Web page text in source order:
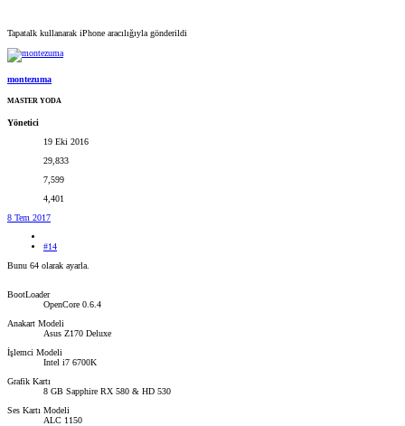
Tapatalk kullanarak iPhone aracılığıyla gönderildi
montezuma
MASTER YODA
Yönetici
19 Eki 2016
29,833
7,599
4,401
8 Tem 2017
#14
Bunu 64 olarak ayarla.
BootLoader
OpenCore 0.6.4
Anakart Modeli
Asus Z170 Deluxe
İşlemci Modeli
Intel i7 6700K
Grafik Kartı
8 GB Sapphire RX 580 & HD 530
Ses Kartı Modeli
ALC 1150